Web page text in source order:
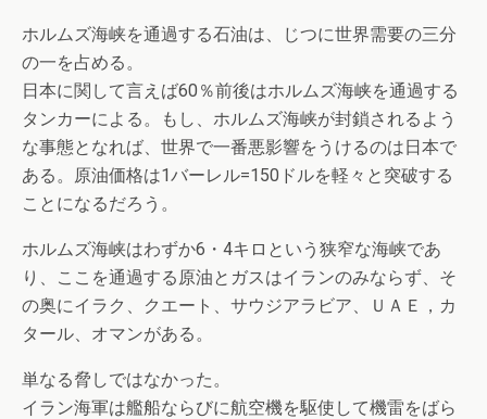
ホルムズ海峡を通過する石油は、じつに世界需要の三分
の一を占める。
日本に関して言えば60％前後はホルムズ海峡を通過する
タンカーによる。もし、ホルムズ海峡が封鎖されるよう
な事態となれば、世界で一番悪影響をうけるのは日本で
ある。原油価格は1バーレル=150ドルを軽々と突破する
ことになるだろう。
ホルムズ海峡はわずか6・4キロという狭窄な海峡であ
り、ここを通過する原油とガスはイランのみならず、そ
の奥にイラク、クエート、サウジアラビア、ＵＡＥ，カ
タール、オマンがある。
単なる脅しではなかった。
イラン海軍は艦船ならびに航空機を駆使して機雷をばら